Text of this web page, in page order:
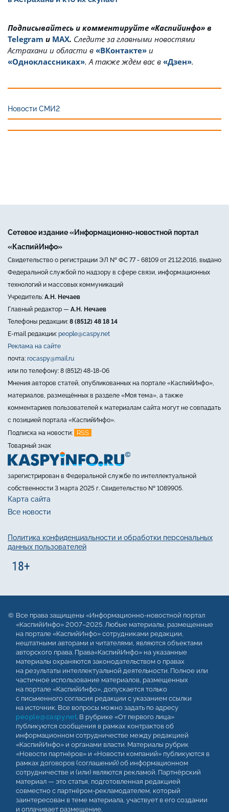
Подписывайтесь и комментируйте «Каспийинфо» в
Telegram и MAX. Cледите за главными новостями
Астрахани и области в «ВКонтакте» и
«Одноклассниках». А также ждём вас в «Дзен».
Новости СМИ2
Сетевое издание «Информационно-новостной портал
«КаспийИнфо»
Свидетельство о регистрации ЭЛ № ФС 77 - 68109 от 21.12.2016, выдано
Федеральной службой по надзору в сфере связи, информационных
технологий и массовых коммуникаций
Учредитель: А.Н. Нечаев
Главный редактор — А.Н. Нечаев
Телефоны редакции: 8 (8512) 48 18 14
E-mail редакции: people@caspy.net
Реклама на сайте
почта: rocaspy@mail.ru
или по телефону: 8 (8512) 48-18-06
Мнения авторов статей, опубликованных на портале «КаспийИнфо»,
материалов, размещённых в разделе «Моя тема», а также
комментариев пользователей к материалам сайта могут не совпадать
с позицией портала «КаспийИнфо».
Подписка на новости:
RSS
Товарный знак
зарегистрирован в Федеральной службе по интеллектуальной
собственности 3 марта 2025 г. Свидетельство № 1089905.
Карта сайта
Все новости
Политика конфиденциальности и обработки персональных
данных пользователей
Все права защищены «Информационно-новостной портал
«КаспийИнфо» 2007–2025. Любые материалы, размещенные
на портале «КаспийИнфо» сотрудниками редакции,
нештатными авторами и читателями, являются объектами
авторского права. Права«КаспийИнфо» на указанные
материалы охраняются законодательством о правах
на результаты интеллектуальной деятельности. Полное или
частичное использование материалов, размещенных
на портале «КаспийИнфо», допускается только
с письменного согласия редакции с указанием ссылки
на источник. Все вопросы можно задать по адресу
people@caspy.net. В рубрике «От первого лица»
публикуются сообщения в рамках контрактов об
информационном сотрудничестве между редакцией
«КаспийИнфо» и органами власти. Материалы рубрик
«Новости партнёров» и «Новости компаний» публикуются в
рамках договоров (соглашений) об информационном
сотрудничестве и (или) являются рекламой. Партнёрский
материал — это статья, подготовленная редакцией
совместно с партнёром-рекламодателем, который
заинтересован в теме материала, участвует в его создании
и оплачивает размещение.